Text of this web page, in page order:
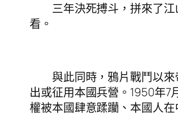
三年決死搏斗，拼來了江
看。
與此同時，鴉片戰鬥以來
出或征用本國兵營。1950年
權被本國肆意蹂躪、本國人